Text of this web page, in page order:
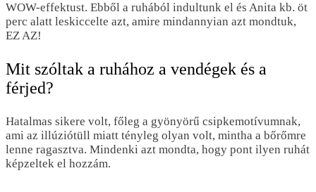
WOW-effektust. Ebből a ruhából indultunk el és Anita kb. öt
perc alatt leskiccelte azt, amire mindannyian azt mondtuk,
EZ AZ!
Mit szóltak a ruhához a vendégek és a
férjed?
Hatalmas sikere volt, főleg a gyönyörű csipkemotívumnak,
ami az illúziótüll miatt tényleg olyan volt, mintha a bőrőmre
lenne ragasztva. Mindenki azt mondta, hogy pont ilyen ruhát
képzeltek el hozzám.